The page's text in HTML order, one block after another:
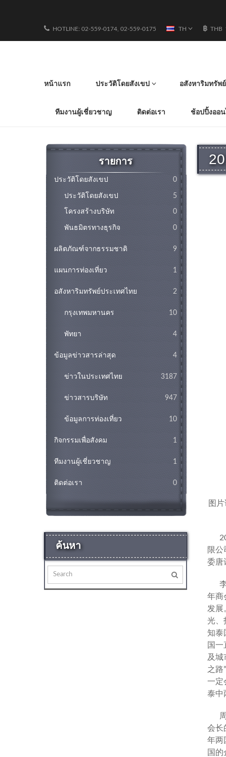
HOTLINE: 02-559-0174, 02-559-0175 TH ฿ THB
หน้าแรก ประวัติโดยสังเขป อสังหาริมทรัพ
ทีมงานผู้เชี่ยวชาญ ติดต่อเรา ช้อปปิ้งออ
รายการ
ประวัติโดยสังเขป 0
ประวัติโดยสังเขป 5
โครงสร้างบริษัท 0
พันธมิตรทางธุรกิจ 0
ผลิตภัณฑ์จากธรรมชาติ 9
แผนการท่องเที่ยว 1
อสังหาริมทรัพย์ประเทศไทย 2
กรุงเทพมหานคร 10
พัทยา 4
ข้อมูลข่าวสารล่าสุด 4
ข่าวในประเทศไทย 3187
ข่าวสารบริษัท 947
ข้อมูลการท่องเที่ยว 10
กิจกรรมเพื่อสังคม 1
ทีมงานผู้เชี่ยวชาญ 1
ติดต่อเรา 0
ค้นหา
图
限
委唐
年商
发展
光、
知泰
国
及
之路
一定
泰中
会长
年两
国